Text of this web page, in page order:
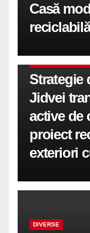
Casă
reciclabilă
Strategie
Jidvei
active de
proiect
exteriori
DIVERSE